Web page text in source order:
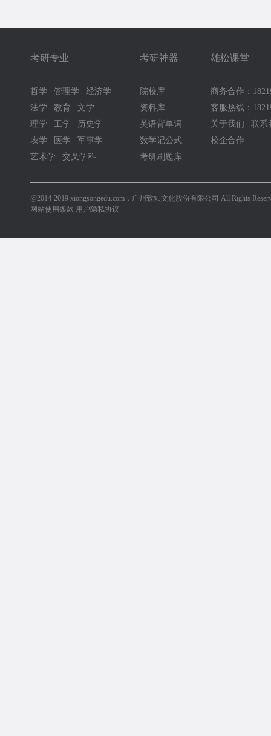
考研专业
哲学 管理学
经济学
法学
教育
文学
理学
工学
历史学
农学
医学
军事学
艺术学
交叉学科
考研神器
院校库
资料库
英语背单词
数学记公式
考研刷题库
雄松课堂
商务合作：
客服热线：
关于我们
联系
校企合作
@2014-2019 xiongsongedu.com，广州致知文化股份有限公司 All Rights
网站使用条款 用户隐私协议